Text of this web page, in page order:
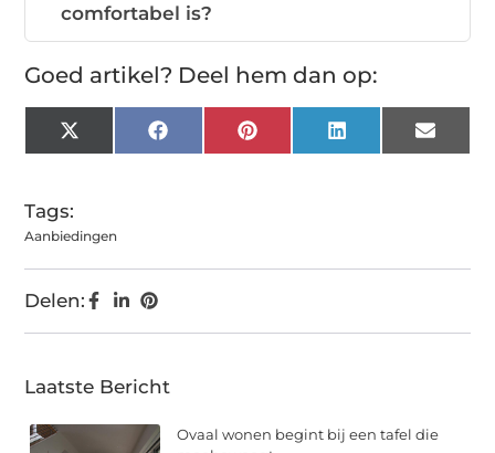
comfortabel is?
Goed artikel? Deel hem dan op:
X
(Twitter)
FacebookPinterest LinkedIn Email
Tags:
Aanbiedingen
Delen:
Laatste Bericht
Ovaal wonen begint bij een tafel die